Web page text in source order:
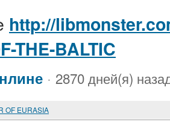
http://
THE-BALTIC
· 2870 дней(я)
OF EURASIA